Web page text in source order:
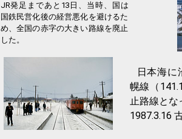
JR発足まであと13日、当時、国は
国鉄民営化後の経営悪化を避けるた
め、全国の赤字の大きい路線を廃止
した。
日本海に
幌線（
止路線とな
1987.3.16